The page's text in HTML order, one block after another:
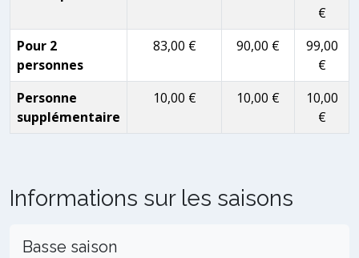
€
Pour 2
personnes
83,00 € 90,00 €
99,00
€
Personne
supplémentaire
10,00 € 10,00 €
10,00
€
Informations sur les saisons
Basse saison